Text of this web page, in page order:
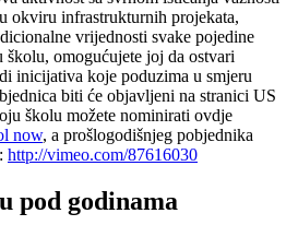
okviru infrastrukturnih projekata,
vrijednosti svake pojedine
omogućujete joj da ostvari
inicijativa koje poduzima u smjeru
biti će objavljeni na stranici US
školu možete nominirati ovdje
now, a prošlogodišnjeg pobjednika
http://vimeo.com/87616030
pod godinama